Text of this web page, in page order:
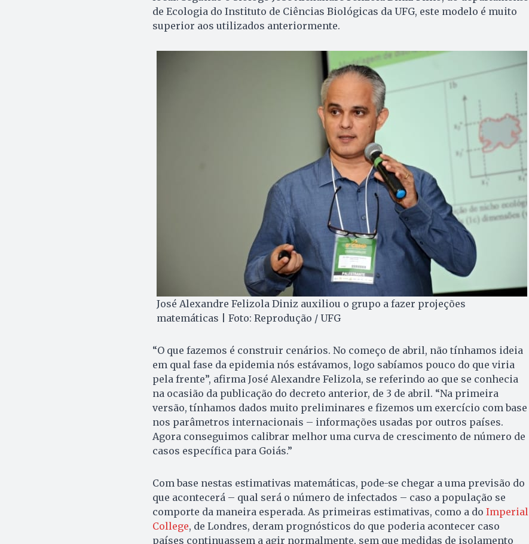
de Ecologia do Instituto de Ciências Biológicas da UFG, este modelo é muito
superior aos utilizados anteriormente.
José Alexandre Felizola Diniz auxiliou o grupo a fazer projeções
matemáticas | Foto: Reprodução / UFG
“O que fazemos é construir cenários. No começo de abril, não tínhamos ideia
em qual fase da epidemia nós estávamos, logo sabíamos pouco do que viria
pela frente”, afirma José Alexandre Felizola, se referindo ao que se conhecia
na ocasião da publicação do decreto anterior, de 3 de abril. “Na primeira
versão, tínhamos dados muito preliminares e fizemos um exercício com base
nos parâmetros internacionais – informações usadas por outros países.
Agora conseguimos calibrar melhor uma curva de crescimento de número de
casos específica para Goiás.”
Com base nestas estimativas matemáticas, pode-se chegar a uma previsão do
que acontecerá – qual será o número de infectados – caso a população se
comporte da maneira esperada. As primeiras estimativas, como a do Imperial
College, de Londres, deram prognósticos do que poderia acontecer caso
países continuassem a agir normalmente, sem que medidas de isolamento